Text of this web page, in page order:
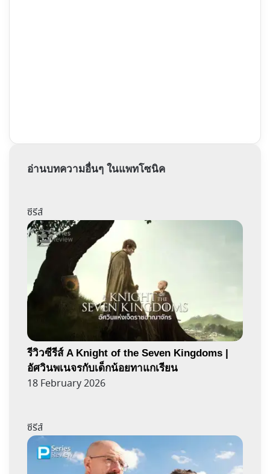
อ่านบทความอื่นๆ ในแพทโซนิค
ซีรีส์
รีวิวซีรีส์ A Knight of the Seven Kingdoms |
อัศวินพเนจรกับเด็กน้อยทาแกเรียน
18 February 2026
ซีรีส์